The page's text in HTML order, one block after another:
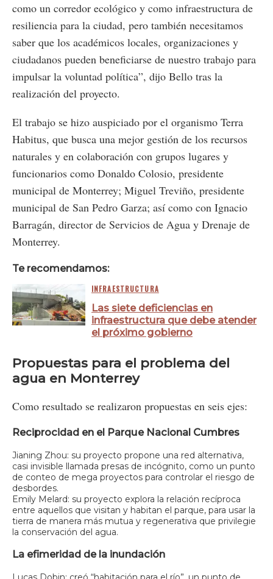
como un corredor ecológico y como infraestructura de
resiliencia para la ciudad, pero también necesitamos
saber que los académicos locales, organizaciones y
ciudadanos pueden beneficiarse de nuestro trabajo para
impulsar la voluntad política”, dijo Bello tras la
realización del proyecto.
El trabajo se hizo auspiciado por el organismo Terra
Habitus, que busca una mejor gestión de los recursos
naturales y en colaboración con grupos lugares y
funcionarios como Donaldo Colosio, presidente
municipal de Monterrey; Miguel Treviño, presidente
municipal de San Pedro Garza; así como con Ignacio
Barragán, director de Servicios de Agua y Drenaje de
Monterrey.
Te recomendamos:
INFRAESTRUCTURA
Las siete deficiencias en
infraestructura que debe atender
el próximo gobierno
Propuestas para el problema del
agua en Monterrey
Como resultado se realizaron propuestas en seis ejes:
Reciprocidad en el Parque Nacional Cumbres
Jianing Zhou: su proyecto propone una red alternativa,
casi invisible llamada presas de incógnito, como un punto
de conteo de mega proyectos para controlar el riesgo de
desbordes.
Emily Melard: su proyecto explora la relación recíproca
entre aquellos que visitan y habitan el parque, para usar la
tierra de manera más mutua y regenerativa que privilegie
la conservación del agua.
La efimeridad de la inundación